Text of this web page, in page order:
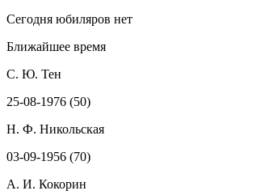
Сегодня юбиляров нет
Ближайшее время
С. Ю. Тен
25-08-1976 (50)
Н. Ф. Никольская
03-09-1956 (70)
А. И. Кокорин